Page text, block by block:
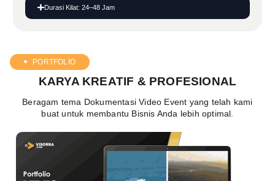
Durasi Kilat: 24–48 Jam
PORTFOLIO
KARYA KREATIF & PROFESIONAL
Beragam tema Dokumentasi Video Event yang telah kami
buat untuk membantu Bisnis Anda lebih optimal.